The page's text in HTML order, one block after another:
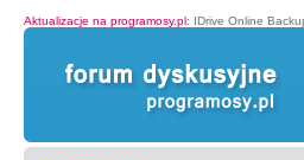
Aktualizacje na programosy.pl: IDrive Online